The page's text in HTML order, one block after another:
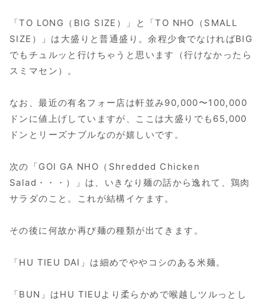
「TO LONG（BIG SIZE）」と「TO NHO（SMALL
SIZE）」は大盛りと普通盛り。余程少食でなければBIG
でもチュルッと行けちゃうと思います（行けなかったら
スミマセン）。
なお、最近の有名フォー店は軒並み90,000〜100,000
ドンに値上げしていますが、ここは大盛りでも65,000
ドンとリーズナブルなのが嬉しいです。
次の「GOI GA NHO（Shredded Chicken
Salad・・・）」は、いきなり麺の話から逸れて、鶏肉
サラダのこと。これが結構イケます。
その後に何故か再び麺の種類が出てきます。
「HU TIEU DAI」は細めでややコシのある米麺。
「BUN」はHU TIEUより柔らかめで喉越しツルっとし